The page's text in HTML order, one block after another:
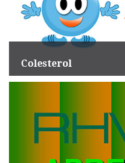
Colesterol